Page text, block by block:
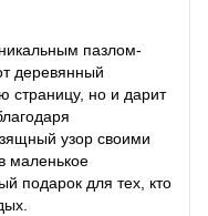
пазлом-
деревянный
страницу, но и дарит
узор своими
маленькое
подарок для тех, кто